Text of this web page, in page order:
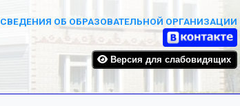
СВЕДЕНИЯ ОБ ОБРАЗОВАТЕЛЬНОЙ ОРГАНИЗАЦИИ
Версия для слабовидящих